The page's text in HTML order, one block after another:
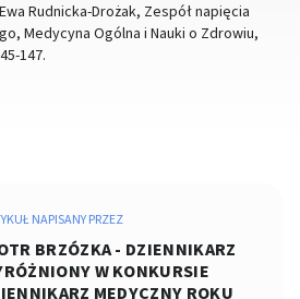
Rudnicka-Drożak, Zespół napięcia
Medycyna Ogólna i Nauki o Zdrowiu,
147.
NAPISANY PRZEZ
BRZÓZKA - DZIENNIKARZ
W KONKURSIE
MEDYCZNY ROKU